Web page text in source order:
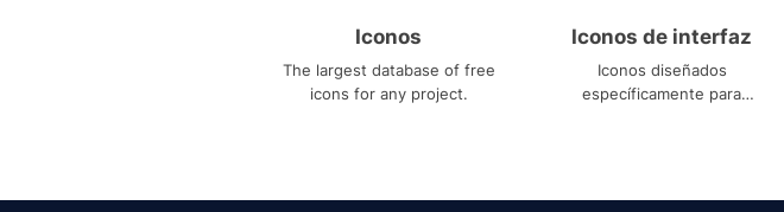
Iconos
The largest database of free
icons for any project.
Iconos de interfaz
Iconos diseñados
específicamente para